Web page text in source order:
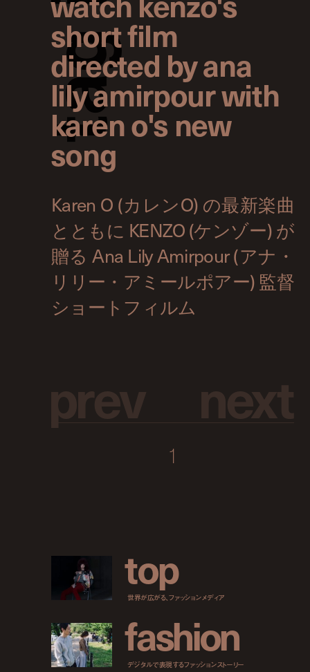
t
a
g
short film
directed by ana
lily amirpour with
karen o's new
song
prev next
1
top
世界が広がる、ファッションメディア
fashion
デジタルで表現するファッションストーリー